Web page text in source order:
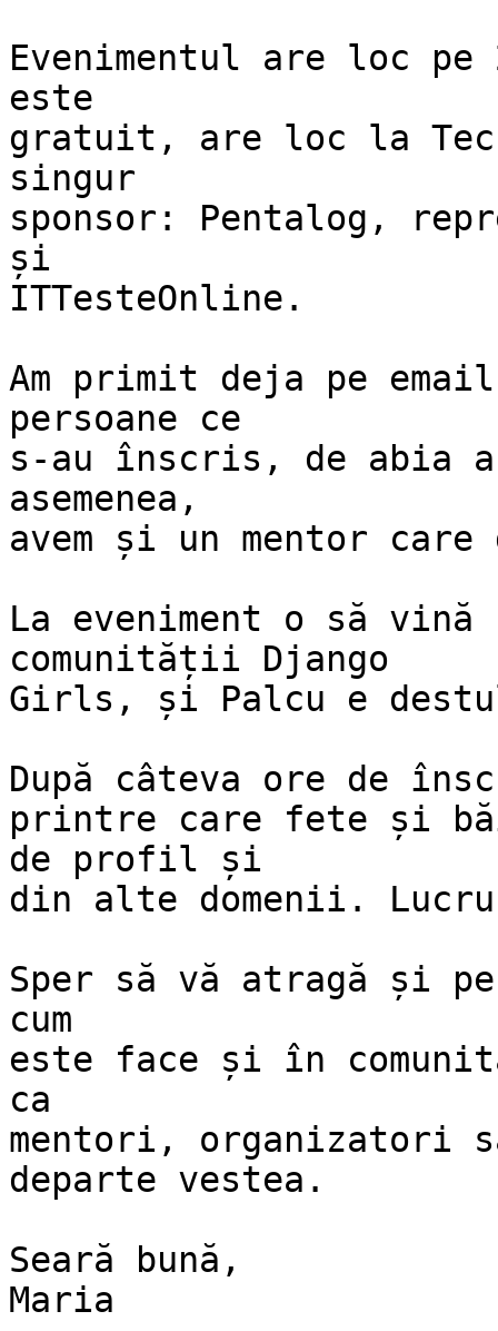
Evenimentul are loc
este
gratuit, are loc la
singur
sponsor: Pentalog,
și
ITTesteOnline.
Am primit deja pe
persoane ce
s-au înscris, de abia
asemenea,
avem și un mentor
La eveniment o să
comunității Django
Girls, și Palcu e
După câteva ore de
printre care fete și
de profil și
din alte domenii. Lucru
Sper să vă atragă și
cum
este face și în
ca
mentori, organizatori
departe vestea.
Seară bună,
Maria